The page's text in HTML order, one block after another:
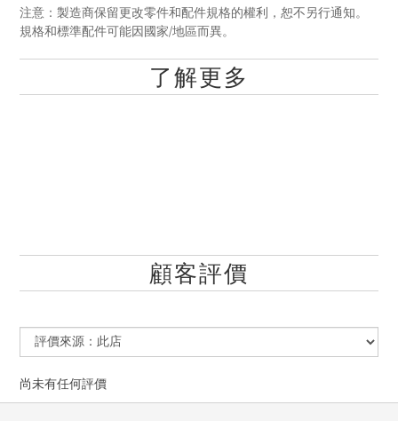
注意：製造商保留更改零件和配件規格的權利，恕不另行通知。
規格和標準配件可能因國家/地區而異。
了解更多
顧客評價
尚未有任何評價